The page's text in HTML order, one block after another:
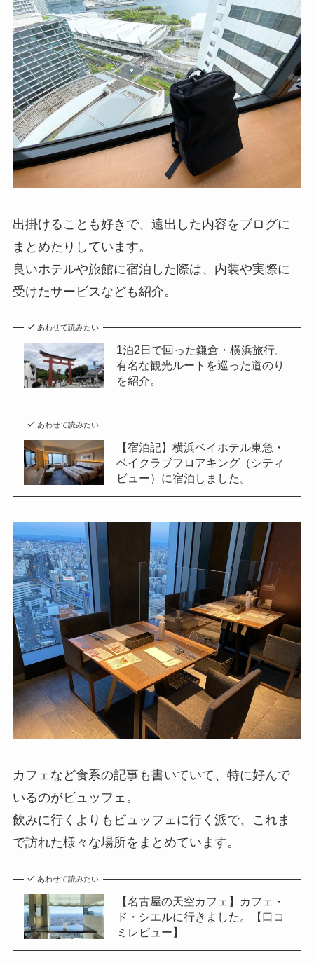
出掛けることも好きで、遠出した内容をブログに
まとめたりしています。
良いホテルや旅館に宿泊した際は、内装や実際に
受けたサービスなども紹介。
あわせて読みたい
1泊2日で回った鎌倉・横浜旅行。
有名な観光ルートを巡った道のり
を紹介。
あわせて読みたい
【宿泊記】横浜ベイホテル東急・
ベイクラブフロアキング（シティ
ビュー）に宿泊しました。
カフェなど食系の記事も書いていて、特に好んで
いるのがビュッフェ。
飲みに行くよりもビュッフェに行く派で、これま
で訪れた様々な場所をまとめています。
あわせて読みたい
【名古屋の天空カフェ】カフェ・
ド・シエルに行きました。【口コ
ミレビュー】